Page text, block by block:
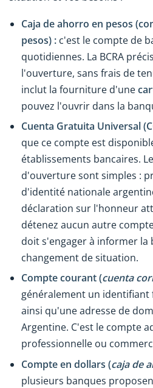
Caja de ahorro en pesos
pesos) : c'est le compte de
quotidiennes. La BCRA
l'ouverture, sans frais de
inclut la fourniture d'une
pouvez l'ouvrir dans la
Cuenta Gratuita Universal
que ce compte est
établissements bancaires.
d'ouverture sont simples :
d'identité nationale
déclaration sur l'honneur
détenez aucun autre
doit s'engager à informer la
changement de situation.
Compte courant (cuenta
généralement un identifiant
ainsi qu'une adresse de
Argentine. C'est le compte
professionnelle ou
Compte en dollars (caja de
plusieurs banques